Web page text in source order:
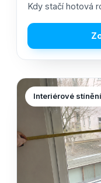
Kdy stačí hotová
Interiérové stínění